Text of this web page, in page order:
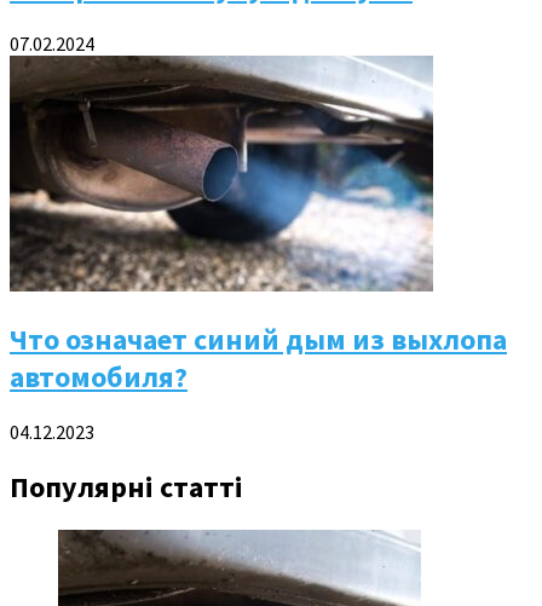
07.02.2024
Что означает синий дым из выхлопа
автомобиля?
04.12.2023
Популярні статті